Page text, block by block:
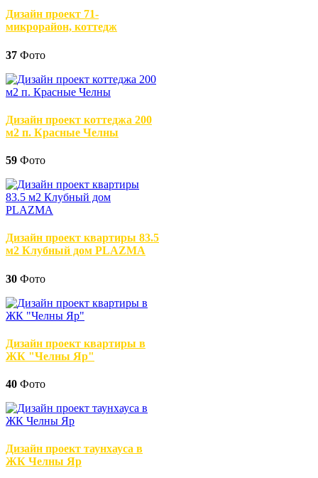
Дизайн проект 71-
микрорайон, коттедж
37 Фото
Дизайн проект коттеджа 200
м2 п. Красные Челны
59 Фото
Дизайн проект квартиры 83.5
м2 Клубный дом PLAZMA
30 Фото
Дизайн проект квартиры в
ЖК "Челны Яр"
40 Фото
Дизайн проект таунхауса в
ЖК Челны Яр